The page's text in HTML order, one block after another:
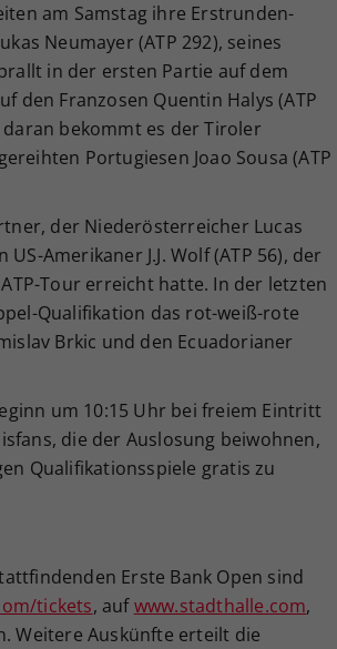
am Samstag ihre Erstrunden-
Neumayer (ATP 292), seines
in der ersten Partie auf dem
den Franzosen Quentin Halys (ATP
bekommt es der Tiroler
Portugiesen Joao Sousa (ATP
der Niederösterreicher Lucas
Amerikaner J.J. Wolf (ATP 56), der
Tour erreicht hatte. In der letzten
Qualifikation das rot-weiß-rote
Brkic und den Ecuadorianer
um 10:15 Uhr bei freiem Eintritt
die der Auslosung beiwohnen,
Qualifikationsspiele gratis zu
Erste Bank Open sind
tickets, aufwww.stadthalle.com,
Weitere Auskünfte erteilt die